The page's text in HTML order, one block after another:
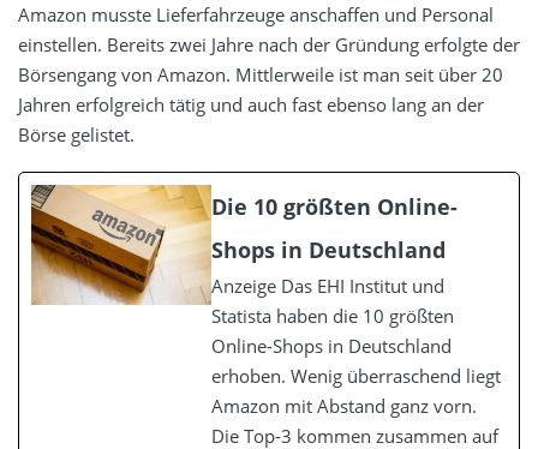
Amazon musste Lieferfahrzeuge anschaffen und Personal
einstellen. Bereits zwei Jahre nach der Gründung erfolgte der
Börsengang von Amazon. Mittlerweile ist man seit über 20
Jahren erfolgreich tätig und auch fast ebenso lang an der
Börse gelistet.
Die 10 größten Online-
Shops in Deutschland
Anzeige Das EHI Institut und
Statista haben die 10 größten
Online-Shops in Deutschland
erhoben. Wenig überraschend liegt
Amazon mit Abstand ganz vorn.
Die Top-3 kommen zusammen auf